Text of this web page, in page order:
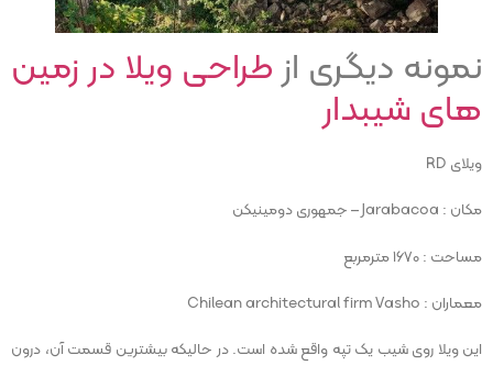
نمونه دیگری ازطراحی ویلا در زمین
های شیبدار
ویلای RD
مکان : Jarabacoa – جمهوری دومینیکن
مساحت : 1670 مترمربع
معماران : Chilean architectural firm Vasho
این ویلا روی شیب یک تپه واقع شده است. در حالیکه بیشترین قسمت آن، درون